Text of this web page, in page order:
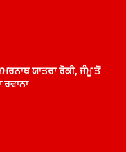
ਯਾਤਰਾ ਰੋਕੀ, ਜੰਮੂ ਤੋਂ